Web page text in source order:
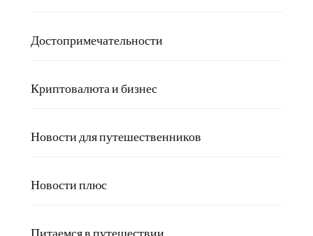
Достопримечательности
Криптовалюта и бизнес
Новости для путешественников
Новости плюс
Питаемся в путешествии